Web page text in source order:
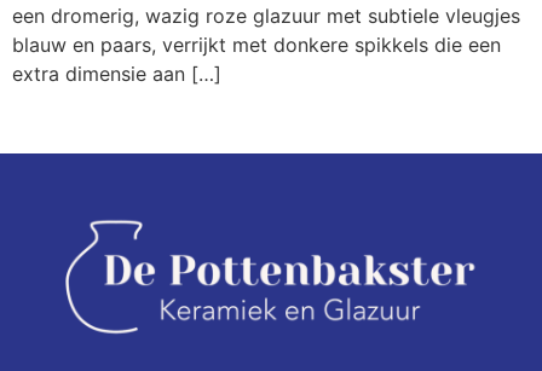
een dromerig, wazig roze glazuur met subtiele vleugjes
blauw en paars, verrijkt met donkere spikkels die een
extra dimensie aan […]